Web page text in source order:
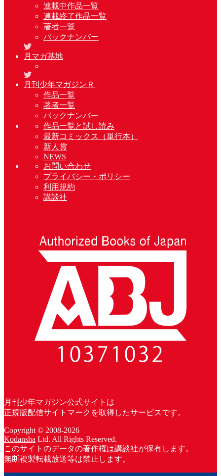
連載中作品一覧
連載終了作品一覧
著者一覧
バックナンバー
月マガ基地
月刊少年マガジンＲ
作品一覧
著者一覧
バックナンバー
作品一覧と試し読み
最新コミックス（単行本）
新人賞
NEWS
お問い合わせ
プライバシー・ポリシー
利用規約
講談社
月刊少年マガジン公式サイトは
正規版配信サイトマークを取得したサービスです。
Copyright © 2008-2026
Kodansha Ltd. All Rights Reserved.
このサイトのデータの著作権は講談社が保有します。
無断複製転載放送等は禁止します。